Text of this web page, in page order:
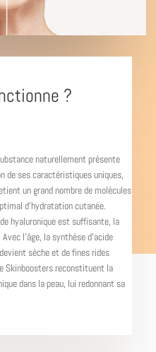
?
naturellement présente
de ses caractéristiques uniques,
un grand nombre de molécules
d’hydratation cutanée.
hyaluronique est suffisante, la
l’âge, la synthèse d’acide
sèche et de fines rides
Skinboosters reconstituent la
dans la peau, lui redonnant sa